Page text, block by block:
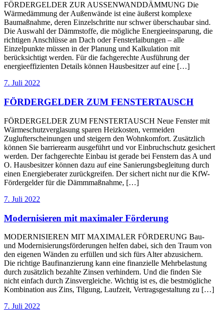
FÖRDERGELDER ZUR AUSSENWANDDÄMMUNG Die
Wärmedämmung der Außenwände ist eine äußerst komplexe
Baumaßnahme, deren Einzelschritte nur schwer überschaubar sind.
Die Auswahl der Dämmstoffe, die mögliche Energieeinsparung, die
richtigen Anschlüsse an Dach oder Fensterlaibungen – alle
Einzelpunkte müssen in der Planung und Kalkulation mit
berücksichtigt werden. Für die fachgerechte Ausführung der
energieeffizienten Details können Hausbesitzer auf eine […]
7. Juli 2022
FÖRDERGELDER ZUM FENSTERTAUSCH
FÖRDERGELDER ZUM FENSTERTAUSCH Neue Fenster mit
Wärmeschutzverglasung sparen Heizkosten, vermeiden
Zuglufterscheinungen und steigern den Wohnkomfort. Zusätzlich
können Sie barrierearm ausgeführt und vor Einbruchschutz gesichert
werden. Der fachgerechte Einbau ist gerade bei Fenstern das A und
O. Hausbesitzer können dazu auf eine Sanierungsbegleitung durch
einen Energieberater zurückgreifen. Der sichert nicht nur die KfW-
Fördergelder für die Dämmmaßnahme, […]
7. Juli 2022
Modernisieren mit maximaler Förderung
MODERNISIEREN MIT MAXIMALER FÖRDERUNG Bau-
und Modernisierungsförderungen helfen dabei, sich den Traum von
den eigenen Wänden zu erfüllen und sich fürs Alter abzusichern.
Die richtige Baufinanzierung kann eine finanzielle Mehrbelastung
durch zusätzlich bezahlte Zinsen verhindern. Und die finden Sie
nicht einfach durch Zinsvergleiche. Wichtig ist es, die bestmögliche
Kombination aus Zins, Tilgung, Laufzeit, Vertragsgestaltung zu […]
7. Juli 2022